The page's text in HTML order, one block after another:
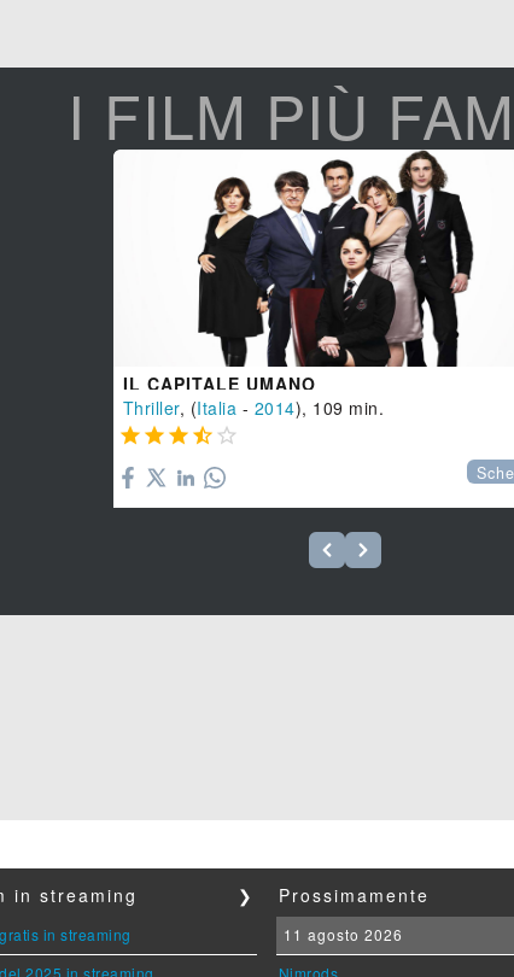
I FILM PIÙ
IL CAPITALE UMANO
Thriller, (Italia - 2014), 109 min.
    
in streaming ❯
in streaming
Prossimamente
11 agosto 2026